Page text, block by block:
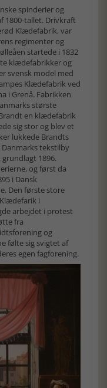
spinderier og
1800-tallet. Drivkraft
Klædefabrik, var
regimenter og
startede i 1832
klædefabrikker og
svensk model med
Klædefabrik ved
i Grenå. Fabrikken
største
en klædefabrik
sig stor og blev et
lukkede Brandts
tekstilby
1896.
og først da
i Dansk
Den første store
i
arbejdet i protest
fra
og
følte sig svigtet af
egen fagforening.